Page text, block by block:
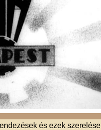
és ezek szerelése